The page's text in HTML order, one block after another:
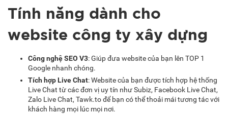
Tính năng dành cho
website công ty xây dựng
Công nghệ SEO V3: Giúp đưa website của bạn lên TOP 1
Google nhanh chóng.
Tích hợp Live Chat: Website của bạn được tích hợp hệ thống
Live Chat từ các đơn vị uy tín như Subiz, Facebook Live Chat,
Zalo Live Chat, Tawk.to để bạn có thể thoải mái tương tác với
khách hàng mọi lúc mọi nơi.